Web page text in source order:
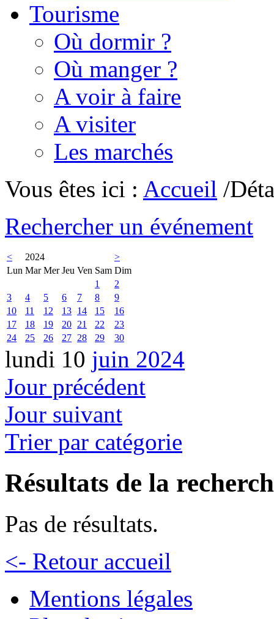
Tourisme
Où dormir ?
Où manger ?
A voir à faire
A visiter
Les marchés
Vous êtes ici : Accueil /
Rechercher un événement
< 2024
>
Lun Mar Mer Jeu Ven Sam Dim
1
2
3
4 5 6 7 8
9
10
11 12 13 14 15
16
17
18 19 20 21 22
23
24
25 26 27 28 29 30
lundi 10 juin 2024
Jour précédent
Jour suivant
Trier par catégorie
Résultats de la
Pas de résultats.
<- Retour accueil
Mentions légales